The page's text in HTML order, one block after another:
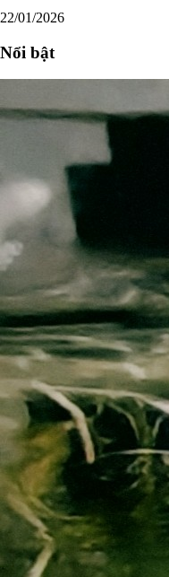
22/01/2026
Nổi bật